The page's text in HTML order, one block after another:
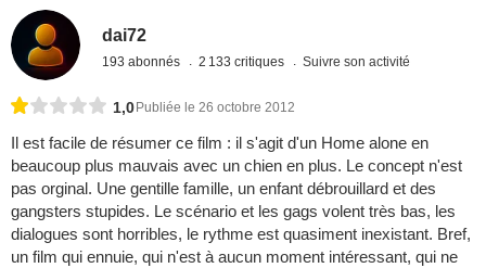
dai72
193 abonnés 2 133 critiques Suivre son activité
1,0Publiée le 26 octobre 2012
Il est facile de résumer ce film : il s'agit d'un Home alone en
beaucoup plus mauvais avec un chien en plus. Le concept n'est
pas orginal. Une gentille famille, un enfant débrouillard et des
gangsters stupides. Le scénario et les gags volent très bas, les
dialogues sont horribles, le rythme est quasiment inexistant. Bref,
un film qui ennuie, qui n'est à aucun moment intéressant, qui ne